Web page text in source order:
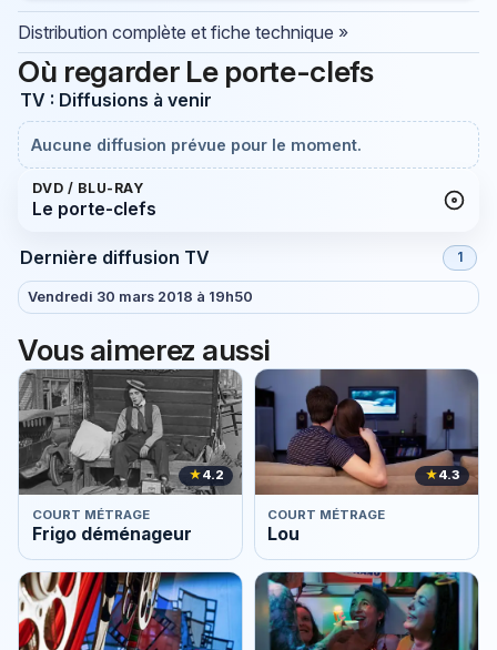
Distribution complète et fiche technique »
Où regarder Le porte-clefs
TV : Diffusions à venir
Aucune diffusion prévue pour le moment.
DVD / BLU-RAY
Le porte-clefs
Dernière diffusion TV 1
Vendredi 30 mars 2018 à 19h50
Vous aimerez aussi
★4.2
COURT MÉTRAGE
Frigo déménageur
★4.3
COURT MÉTRAGE
Lou